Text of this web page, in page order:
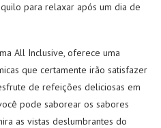
para relaxar após um dia de
All Inclusive, oferece uma
que certamente irão satisfazer
de refeições deliciosas em
pode saborear os sabores
as vistas deslumbrantes do